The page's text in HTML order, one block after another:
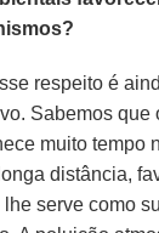
respeito é
Sabemos que
muito tempo
distância,
serve como